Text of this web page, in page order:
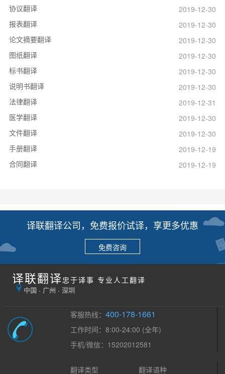
协议翻译
2019-12-30
报表翻译
2019-12-30
论文摘要翻译
2019-12-30
图纸翻译
2019-12-30
标书翻译
2019-12-30
说明书翻译
2019-12-30
法律翻译
2019-12-31
医学翻译
2019-12-30
文件翻译
2019-12-30
手册翻译
2019-12-19
合同翻译
2019-12-19
译联翻译公司，免费报价试译，享更多优惠
免费咨询
译联翻译 忠于译事 专业人工翻译
中国 · 广州 · 深圳
客服热线：400-178-1661
工作时间：8:00-24:00 (全年)
手机/微信：15202012581
翻译类型 翻译语种